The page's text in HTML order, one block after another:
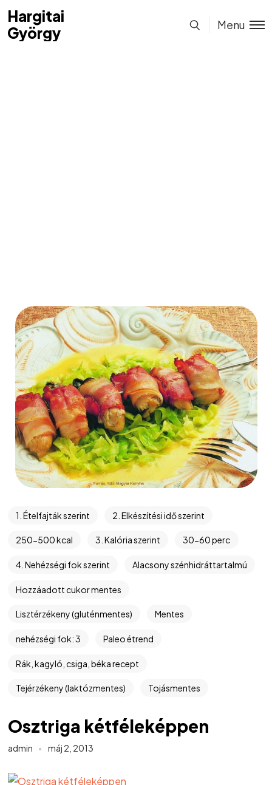
Hargitai
György
Hargitai
György
Menu
1. Ételfajták szerint 2. Elkészítési idő szerint
250-500 kcal 3. Kalória szerint 30-60 perc
4. Nehézségi fok szerint Alacsony szénhidráttartalmú
Hozzáadott cukor mentes
Lisztérzékeny (gluténmentes) Mentes
nehézségi fok: 3 Paleo étrend
Rák, kagyló, csiga, béka recept
Tejérzékeny (laktózmentes) Tojásmentes
Osztriga kétféleképpen
admin máj 2, 2013